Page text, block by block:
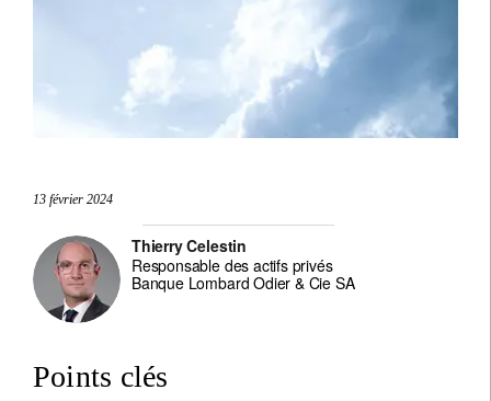
13 février 2024
Thierry Celestin
Responsable des actifs privés
Banque Lombard Odier & Cie SA
Points clés